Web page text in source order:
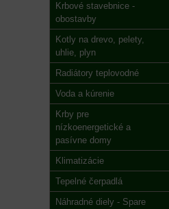
Krbové stavebnice -
obostavby
Kotly na drevo, pelety,
uhlie, plyn
Radiátory teplovodné
Voda a kúrenie
Krby pre
nízkoenergetické a
pasívne domy
Klimatizácie
Tepelné čerpadlá
Náhradné diely - Spare